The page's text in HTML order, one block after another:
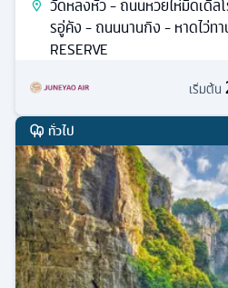
วัดหลงหัว - ถนนหวยไห่มิดเดิ้ล
รอู่คัง - ถนนนานกิง - หาดไว่ทา
RESERVE
เริ่มต้น
ทั่วไป